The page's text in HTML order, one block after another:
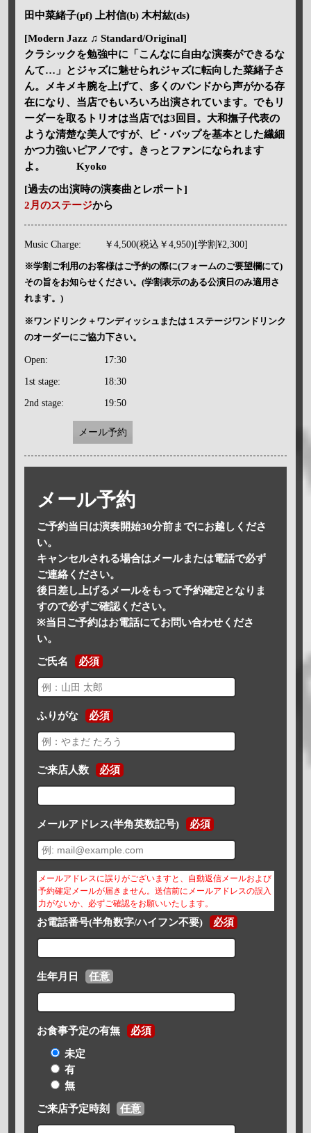
田中菜緒子(pf) 上村信(b) 木村紘(ds)
[Modern Jazz ♫ Standard/Original]
クラシックを勉強中に「こんなに自由な演奏ができるな
んて…」とジャズに魅せられジャズに転向した菜緒子さ
ん。メキメキ腕を上げて、多くのバンドから声がかる存
在になり、当店でもいろいろ出演されています。でもリ
ーダーを取るトリオは当店では3回目。大和撫子代表の
ような清楚な美人ですが、ビ・バップを基本とした繊細
かつ力強いピアノです。きっとファンになられます
よ。 Kyoko
[過去の出演時の演奏曲とレポート]
2月のステージから
Music Charge: ￥4,500(税込￥4,950)[学割¥2,300]
※学割ご利用のお客様はご予約の際に(フォームのご要望欄にて)
その旨をお知らせください。(学割表示のある公演日のみ適用さ
れます。)
※ワンドリンク＋ワンディッシュまたは１ステージワンドリンク
のオーダーにご協力下さい。
Open: 17:30
1st stage: 18:30
2nd stage: 19:50
メール予約
メール予約
ご予約当日は演奏開始30分前までにお越しくださ
い。
キャンセルされる場合はメールまたは電話で必ず
ご連絡ください。
後日差し上げるメールをもって予約確定となりま
すので必ずご確認ください。
※当日ご予約はお電話にてお問い合わせくださ
い。
ご氏名 必須
ふりがな 必須
ご来店人数 必須
メールアドレス(半角英数記号) 必須
メールアドレスに誤りがございますと、自動返信メールおよび
予約確定メールが届きません。送信前にメールアドレスの誤入
力がないか、必ずご確認をお願いいたします。
お電話番号(半角数字/ハイフン不要) 必須
生年月日 任意
お食事予定の有無 必須
未定
有
無
ご来店予定時刻 任意